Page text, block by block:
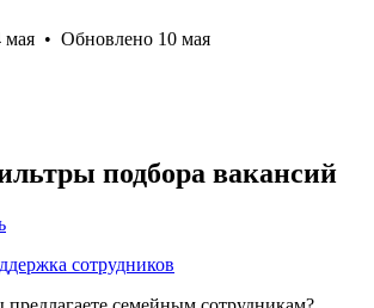
мая • Обновлено 10 мая
подбора вакансий
сотрудников